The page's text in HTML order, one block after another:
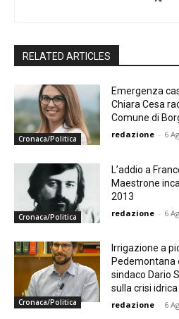
RELATED ARTICLES
Cronaca/Politica
Emergenza
Chiara Cesa
Comune di
redazione - 6
Cronaca/Politica
L’addio a
Maestrone
2013
redazione - 6
Cronaca/Politica
Irrigazione a
Pedemontana
sindaco Dario
sulla crisi idrica
redazione - 6